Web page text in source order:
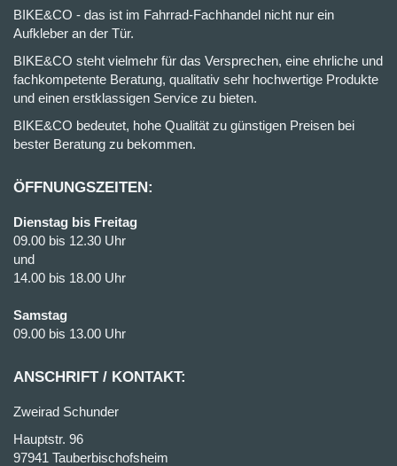
BIKE&CO - das ist im Fahrrad-Fachhandel nicht nur ein
Aufkleber an der Tür.
BIKE&CO steht vielmehr für das Versprechen, eine ehrliche und
fachkompetente Beratung, qualitativ sehr hochwertige Produkte
und einen erstklassigen Service zu bieten.
BIKE&CO bedeutet, hohe Qualität zu günstigen Preisen bei
bester Beratung zu bekommen.
ÖFFNUNGSZEITEN:
Dienstag bis Freitag
09.00 bis 12.30 Uhr
und
14.00 bis 18.00 Uhr
Samstag
09.00 bis 13.00 Uhr
ANSCHRIFT / KONTAKT:
Zweirad Schunder
Hauptstr. 96
97941 Tauberbischofsheim